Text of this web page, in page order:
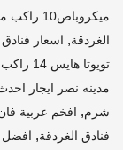
ميكروباص10 راكب ملاكى زيرو وسوزوكى ملاكى 7 راكب
الغردقة, اسعار
تويوتا هايس 14 راكب
مدينه نصر ايجار
شرم, افخم عربية
فنادق الغردقة, افضل